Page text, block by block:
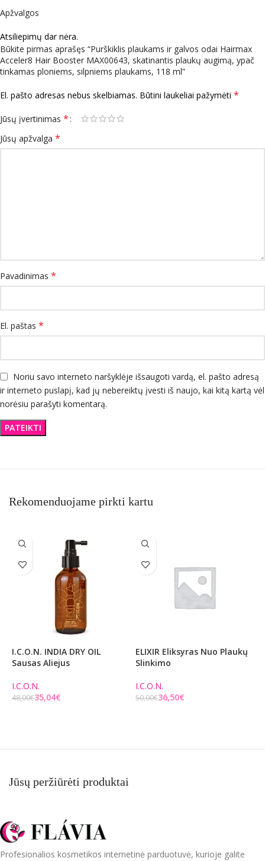
Apžvalgos
Atsiliepimų dar nėra.
Būkite pirmas aprašęs “Purškiklis plaukams ir galvos odai Hairmax
Acceler8 Hair Booster MAX00643, skatinantis plaukų augimą, ypač
tinkamas ploniems, silpniems plaukams, 118 ml”
El. pašto adresas nebus skelbiamas. Būtini laukeliai pažymėti *
Jūsų įvertinimas *
Jūsų apžvalga *
Pavadinimas *
El. paštas *
Noriu savo interneto naršyklėje išsaugoti vardą, el. pašto adresą
ir interneto puslapį, kad jų nebereiktų įvesti iš naujo, kai kitą kartą vėl
norėsiu parašyti komentarą.
Rekomenduojame pirkti kartu
I.C.O.N. INDIA DRY OIL
Sausas Aliejus
I.C.O.N.
48,00€35,04€
ELIXIR Eliksyras Nuo Plaukų
Slinkimo
I.C.O.N.
50,00€36,50€
Jūsų peržiūrėti produktai
Profesionalios kosmetikos internetinė parduotuvė, kurioje galite